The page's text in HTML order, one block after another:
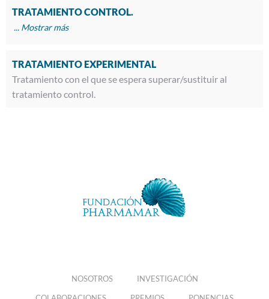
TRATAMIENTO CONTROL.
TRATAMIENTO EXPERIMENTAL
Tratamiento con el que se espera superar/sustituir al
tratamiento control.
NOSOTROS
INVESTIGACIÓN